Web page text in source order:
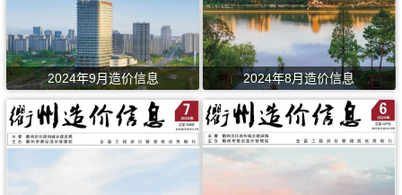
2024年9月造价信息 2024年8月造价信息